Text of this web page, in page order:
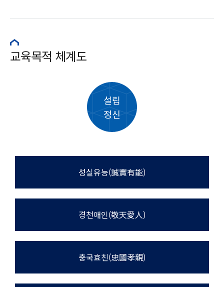
교육목적 체계도
설립
정신
성실유능(誠實有能)
경천애인(敬天愛人)
충국효친(忠國孝親)